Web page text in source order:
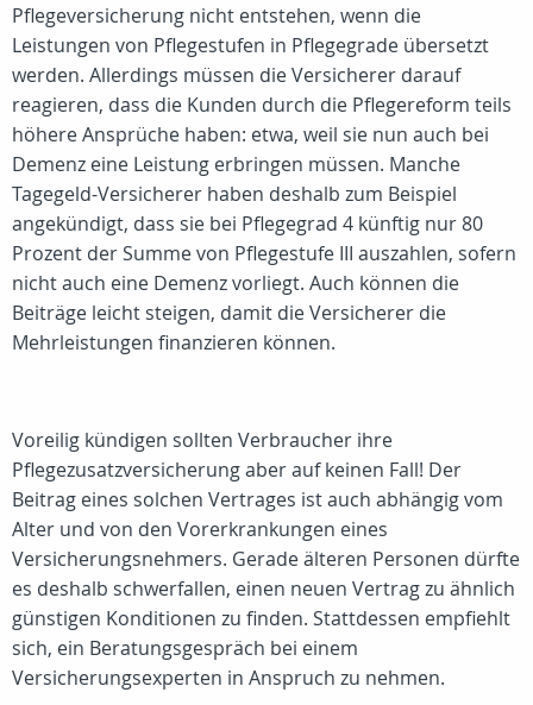
Pflegeversicherung nicht entstehen, wenn die
Leistungen von Pflegestufen in Pflegegrade übersetzt
werden. Allerdings müssen die Versicherer darauf
reagieren, dass die Kunden durch die Pflegereform teils
höhere Ansprüche haben: etwa, weil sie nun auch bei
Demenz eine Leistung erbringen müssen. Manche
Tagegeld-Versicherer haben deshalb zum Beispiel
angekündigt, dass sie bei Pflegegrad 4 künftig nur 80
Prozent der Summe von Pflegestufe III auszahlen, sofern
nicht auch eine Demenz vorliegt. Auch können die
Beiträge leicht steigen, damit die Versicherer die
Mehrleistungen finanzieren können.
Voreilig kündigen sollten Verbraucher ihre
Pflegezusatzversicherung aber auf keinen Fall! Der
Beitrag eines solchen Vertrages ist auch abhängig vom
Alter und von den Vorerkrankungen eines
Versicherungsnehmers. Gerade älteren Personen dürfte
es deshalb schwerfallen, einen neuen Vertrag zu ähnlich
günstigen Konditionen zu finden. Stattdessen empfiehlt
sich, ein Beratungsgespräch bei einem
Versicherungsexperten in Anspruch zu nehmen.